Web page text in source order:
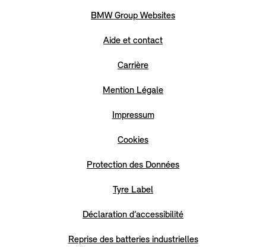
BMW Group Websites
Aide et contact
Carrière
Mention Légale
Impressum
Cookies
Protection des Données
Tyre Label
Déclaration d’accessibilité
Reprise des batteries industrielles